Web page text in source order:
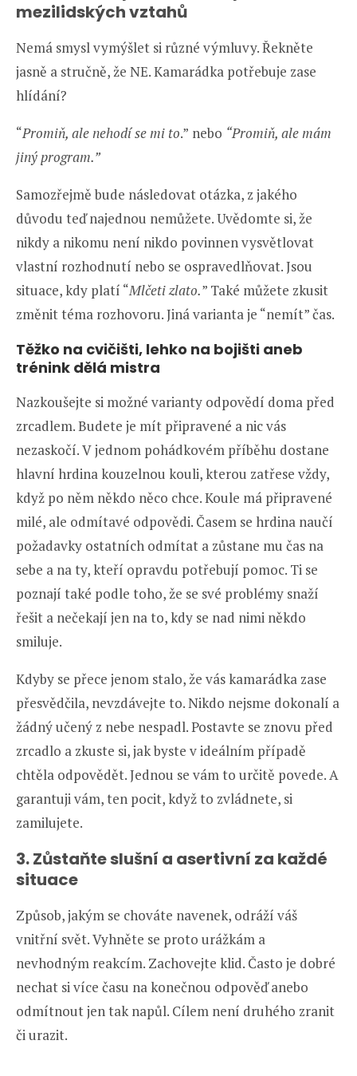
mezilidských vztahů
Nemá smysl vymýšlet si různé výmluvy. Řekněte
jasně a stručně, že NE. Kamarádka potřebuje zase
hlídání?
“Promiň, ale nehodí se mi to.” nebo “Promiň, ale mám
jiný program.”
Samozřejmě bude následovat otázka, z jakého
důvodu teď najednou nemůžete. Uvědomte si, že
nikdy a nikomu není nikdo povinnen vysvětlovat
vlastní rozhodnutí nebo se ospravedlňovat. Jsou
situace, kdy platí “Mlčeti zlato.” Také můžete zkusit
změnit téma rozhovoru. Jiná varianta je “nemít” čas.
Těžko na cvičišti, lehko na bojišti aneb
trénink dělá mistra
Nazkoušejte si možné varianty odpovědí doma před
zrcadlem. Budete je mít připravené a nic vás
nezaskočí. V jednom pohádkovém příběhu dostane
hlavní hrdina kouzelnou kouli, kterou zatřese vždy,
když po něm někdo něco chce. Koule má připravené
milé, ale odmítavé odpovědi. Časem se hrdina naučí
požadavky ostatních odmítat a zůstane mu čas na
sebe a na ty, kteří opravdu potřebují pomoc. Ti se
poznají také podle toho, že se své problémy snaží
řešit a nečekají jen na to, kdy se nad nimi někdo
smiluje.
Kdyby se přece jenom stalo, že vás kamarádka zase
přesvědčila, nevzdávejte to. Nikdo nejsme dokonalí a
žádný učený z nebe nespadl. Postavte se znovu před
zrcadlo a zkuste si, jak byste v ideálním případě
chtěla odpovědět. Jednou se vám to určitě povede. A
garantuji vám, ten pocit, když to zvládnete, si
zamilujete.
3. Zůstaňte slušní a asertivní za každé
situace
Způsob, jakým se chováte navenek, odráží váš
vnitřní svět. Vyhněte se proto urážkám a
nevhodným reakcím. Zachovejte klid. Často je dobré
nechat si více času na konečnou odpověď anebo
odmítnout jen tak napůl. Cílem není druhého zranit
či urazit.